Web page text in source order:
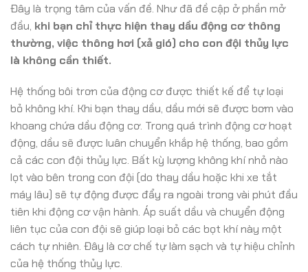
Đây là trọng tâm của vấn đề. Như đã đề cập ở phần mở
đầu, khi bạn chỉ thực hiện thay dầu động cơ thông
thường, việc thông hơi (xả gió) cho con đội thủy lực
là không cần thiết.
Hệ thống bôi trơn của động cơ được thiết kế để tự loại
bỏ không khí. Khi bạn thay dầu, dầu mới sẽ được bơm vào
khoang chứa dầu động cơ. Trong quá trình động cơ hoạt
động, dầu sẽ được luân chuyển khắp hệ thống, bao gồm
cả các con đội thủy lực. Bất kỳ lượng không khí nhỏ nào
lọt vào bên trong con đội (do thay dầu hoặc khi xe tắt
máy lâu) sẽ tự động được đẩy ra ngoài trong vài phút đầu
tiên khi động cơ vận hành. Áp suất dầu và chuyển động
liên tục của con đội sẽ giúp loại bỏ các bọt khí này một
cách tự nhiên. Đây là cơ chế tự làm sạch và tự hiệu chỉnh
của hệ thống thủy lực.